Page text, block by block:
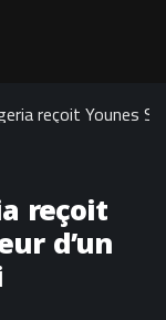
reçoit Younes
reçoit
d’un